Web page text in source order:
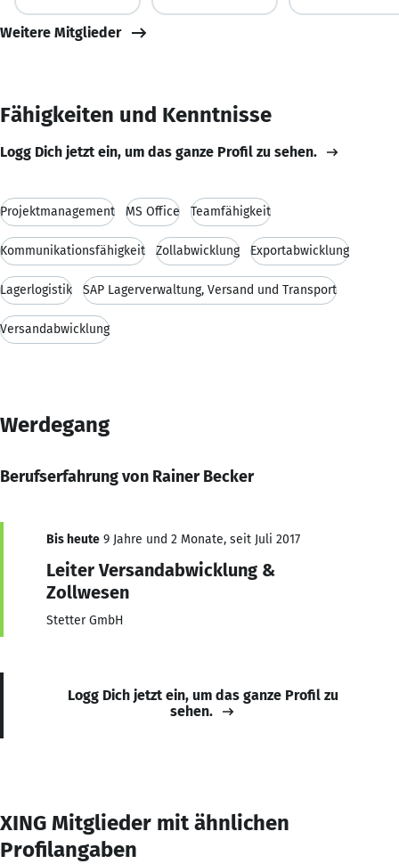
Weitere Mitglieder
Fähigkeiten und Kenntnisse
Logg Dich jetzt ein, um das ganze Profil zu sehen.
Projektmanagement MS Office Teamfähigkeit
Kommunikationsfähigkeit Zollabwicklung Exportabwicklung
Lagerlogistik SAP Lagerverwaltung, Versand und Transport
Versandabwicklung
Werdegang
Berufserfahrung von Rainer Becker
Bis heute 9 Jahre und 2 Monate, seit Juli 2017
Leiter Versandabwicklung &
Zollwesen
Stetter GmbH
Logg Dich jetzt ein, um das ganze Profil zu
sehen.
XING Mitglieder mit ähnlichen
Profilangaben